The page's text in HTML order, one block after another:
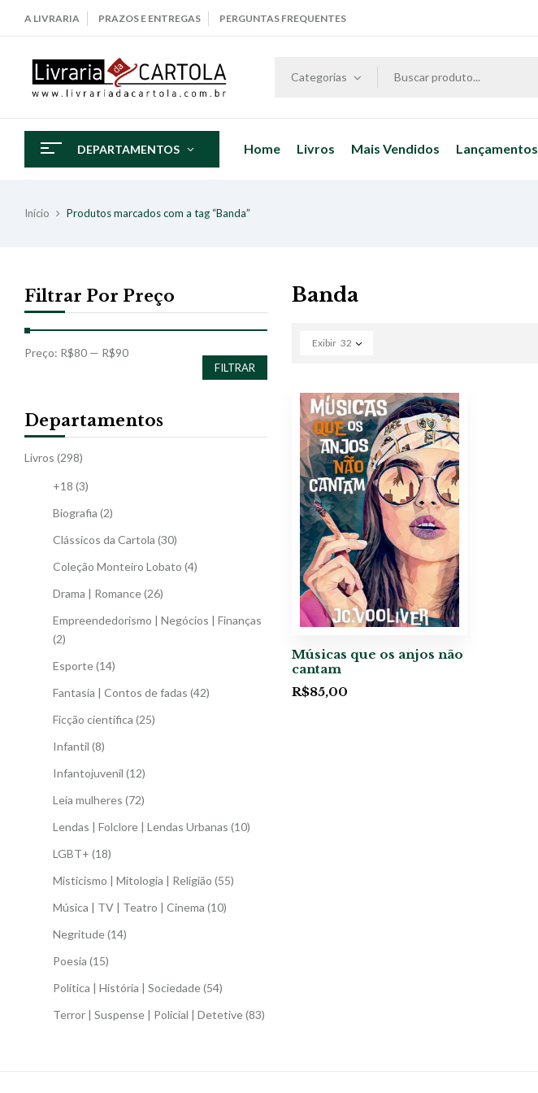
A LIVRARIA PRAZOS E ENTREGAS PERGUNTAS FREQUENTES
Categorias
DEPARTAMENTOS Home Livros Mais Vendidos Lançamentos
Início Produtos marcados com a tag “Banda”
Filtrar Por Preço
FILTRAR
Preço: R$80 — R$90
Departamentos
Livros (298)
+18 (3)
Biografia (2)
Clássicos da Cartola (30)
Coleção Monteiro Lobato (4)
Drama | Romance(26)
Empreendedorismo | Negócios | Finanças
(2)
Esporte(14)
Fantasia | Contos de fadas (42)
Ficção científica (25)
Infantil (8)
Infantojuvenil (12)
Leia mulheres (72)
Lendas | Folclore | Lendas Urbanas (10)
LGBT+ (18)
Misticismo | Mitologia | Religião (55)
Música | TV | Teatro | Cinema (10)
Negritude(14)
Poesia (15)
Política | História | Sociedade(54)
Terror | Suspense | Policial | Detetive(83)
Banda
Exibir 32
Músicas que os anjos não
cantam
R$85,00